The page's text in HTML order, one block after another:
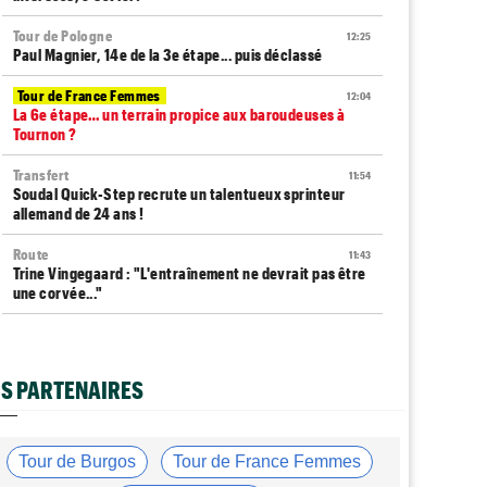
12:25
Tour de Pologne
Paul Magnier, 14e de la 3e étape... puis déclassé
12:04
Tour de France Femmes
La 6e étape… un terrain propice aux baroudeuses à
Tournon ?
11:54
Transfert
Soudal Quick-Step recrute un talentueux sprinteur
allemand de 24 ans !
11:43
Route
Trine Vingegaard : "L'entraînement ne devrait pas être
une corvée..."
Tour de France Femmes
Demi Vollering : "Marlen Reusser n’est pas facile à
10:50
Route
PARTENAIRES
Tour de Burgos Tour de France Femmes